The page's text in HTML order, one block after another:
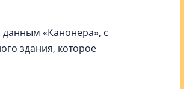
«Канонера», с
здания, которое
Петербурга появился еще один
центр совмещенного образования